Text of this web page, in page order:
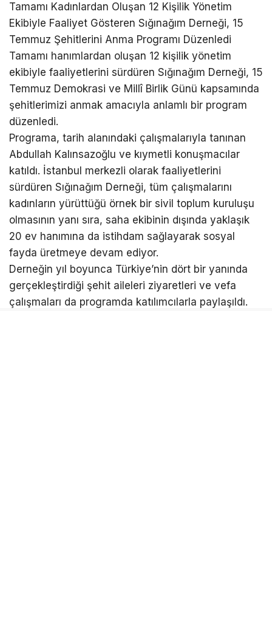
Tamamı Kadınlardan Oluşan 12 Kişilik Yönetim
Ekibiyle Faaliyet Gösteren Sığınağım Derneği, 15
Temmuz Şehitlerini Anma Programı Düzenledi
Tamamı hanımlardan oluşan 12 kişilik yönetim
ekibiyle faaliyetlerini sürdüren Sığınağım Derneği, 15
Temmuz Demokrasi ve Millî Birlik Günü kapsamında
şehitlerimizi anmak amacıyla anlamlı bir program
düzenledi.
Programa, tarih alanındaki çalışmalarıyla tanınan
Abdullah Kalınsazoğlu ve kıymetli konuşmacılar
katıldı. İstanbul merkezli olarak faaliyetlerini
sürdüren Sığınağım Derneği, tüm çalışmalarını
kadınların yürüttüğü örnek bir sivil toplum kuruluşu
olmasının yanı sıra, saha ekibinin dışında yaklaşık
20 ev hanımına da istihdam sağlayarak sosyal
fayda üretmeye devam ediyor.
Derneğin yıl boyunca Türkiye’nin dört bir yanında
gerçekleştirdiği şehit aileleri ziyaretleri ve vefa
çalışmaları da programda katılımcılarla paylaşıldı.